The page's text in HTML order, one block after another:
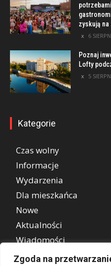
Zgoda na
zyskują
6
Poznaj
Lofty
5
Kategorie
Czas wolny
Informacje
Wydarzenia
Dla mieszkańca
Nowe
Aktualności
Wiadomości
REKLAMA